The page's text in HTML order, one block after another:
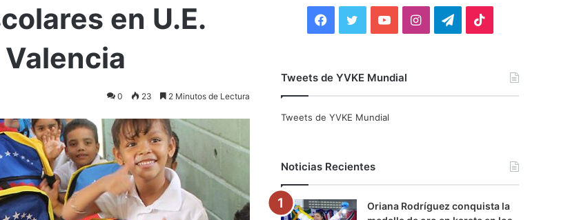
en U.E.
0 23 2 Minutos de Lectura
F
c
o
k
i
r
Y
u
e
I
r
a
T
a
m
Tweets de YVKE Mundial
Tweets de YVKE Mundial
Noticias Recientes
Oriana Rodríguez conquista la